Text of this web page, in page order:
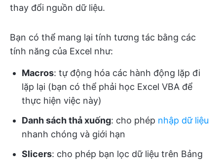
thay đổi nguồn dữ liệu.
Bạn có thể mang lại tính tương tác bằng các
tính năng của Excel như:
Macros: tự động hóa các hành động lặp đi
lặp lại (bạn có thể phải học Excel VBA để
thực hiện việc này)
Danh sách thả xuống: cho phép nhập dữ liệu
nhanh chóng và giới hạn
Slicers: cho phép bạn lọc dữ liệu trên Bảng